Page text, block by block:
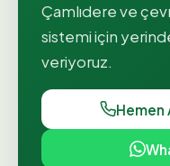
Çamlıdereve
sistemiiçin
veriyoruz.
Hemen